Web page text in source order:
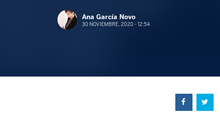
Ana García Novo
30 NOVIEMBRE, 2020 - 12:54